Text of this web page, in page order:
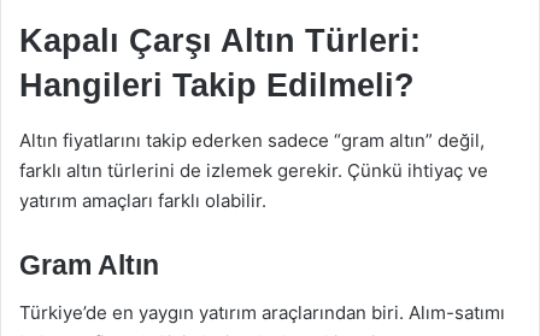
Kapalı Çarşı Altın Türleri:
Hangileri Takip Edilmeli?
Altın fiyatlarını takip ederken sadece “gram altın” değil,
farklı altın türlerini de izlemek gerekir. Çünkü ihtiyaç ve
yatırım amaçları farklı olabilir.
Gram Altın
Türkiye’de en yaygın yatırım araçlarından biri. Alım-satımı